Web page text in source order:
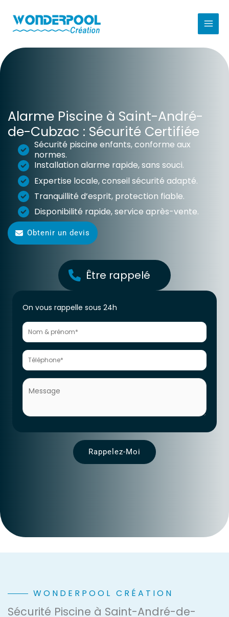
contenu
Alarme Piscine à Saint-André-
de-Cubzac : Sécurité Certifiée
Sécurité piscine enfants, conforme aux
normes.
Installation alarme rapide, sans souci.
Expertise locale, conseil sécurité adapté.
Tranquillité d’esprit, protection fiable.
Disponibilité rapide, service après-vente.
Obtenir un devis
Être rappelé
générateur
Leads
On vous rappelle sous 24h
Rappelez-Moi
WONDERPOOL CRÉATION
Sécurité Piscine à Saint-André-de-